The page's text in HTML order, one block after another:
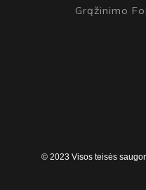
Grąžinimo
© 2023 Visos teisės